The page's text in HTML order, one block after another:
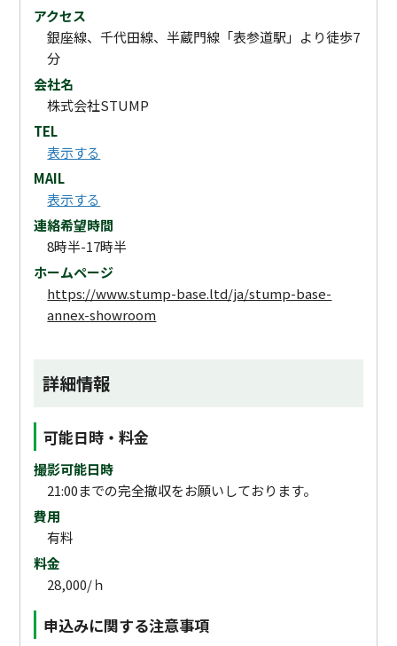
アクセス
銀座線、千代田線、半蔵門線「表参道駅」より徒歩7
分
会社名
株式会社STUMP
TEL
表示する
MAIL
表示する
連絡希望時間
8時半-17時半
ホームページ
https://www.stump-base.ltd/ja/stump-base-
annex-showroom
詳細情報
可能日時・料金
撮影可能日時
21:00までの完全撤収をお願いしております。
費用
有料
料金
28,000/ｈ
申込みに関する注意事項